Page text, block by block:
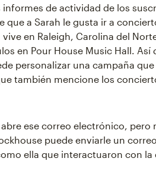
de actividad de los
que a Sarah le gusta ir a
vive en Raleigh, Carolina del
en Pour House Music Hall. Así
personalizar una campaña
también mencione los
ese correo electrónico, pero
puede enviarle un
ella que interactuaron con